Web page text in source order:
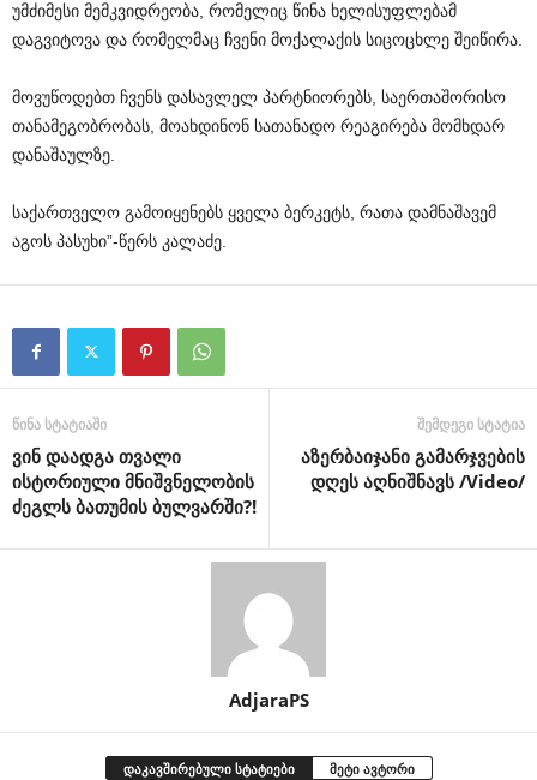
უმძიმესი მემკვიდრეობა, რომელიც წინა ხელისუფლებამ
დაგვიტოვა და რომელმაც ჩვენი მოქალაქის სიცოცხლე შეიწირა.
მოვუწოდებთ ჩვენს დასავლელ პარტნიორებს, საერთაშორისო
თანამეგობრობას, მოახდინონ სათანადო რეაგირება მომხდარ
დანაშაულზე.
საქართველო გამოიყენებს ყველა ბერკეტს, რათა დამნაშავემ
აგოს პასუხი”-წერს კალაძე.
წინა სტატიაში
ვინ დაადგა თვალი
ისტორიული მნიშვნელობის
ძეგლს ბათუმის ბულვარში?!
შემდეგი სტატია
აზერბაიჯანი გამარჯვების
დღეს აღნიშნავს /Video/
AdjaraPS
დაკავშირებული სტატიები მეტი ავტორი